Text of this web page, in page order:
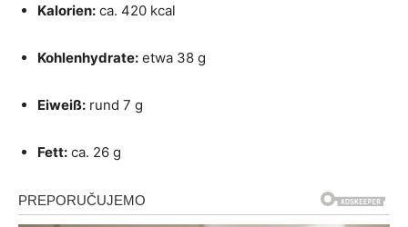
Kalorien: ca. 420 kcal
Kohlenhydrate: etwa 38 g
Eiweiß: rund 7 g
Fett: ca. 26 g